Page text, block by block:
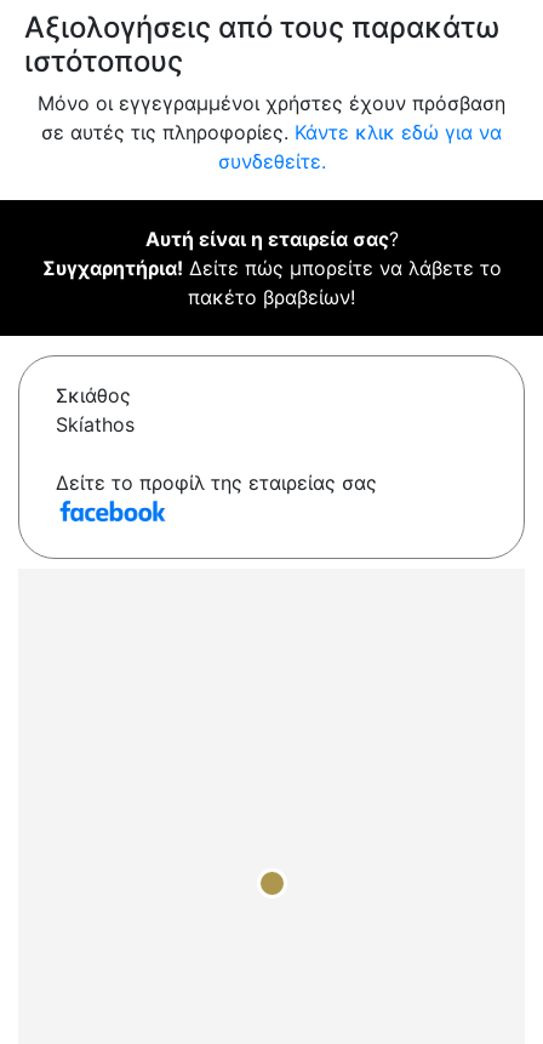
Αξιολογήσεις από τους παρακάτω
ιστότοπους
Μόνο οι εγγεγραμμένοι χρήστες έχουν πρόσβαση
σε αυτές τις πληροφορίες. Κάντε κλικ εδώ για να
συνδεθείτε.
Αυτή είναι η εταιρεία σας?
Συγχαρητήρια! Δείτε πώς μπορείτε να λάβετε το
πακέτο βραβείων!
Σκιάθος
Skíathos
Δείτε το προφίλ της εταιρείας σας